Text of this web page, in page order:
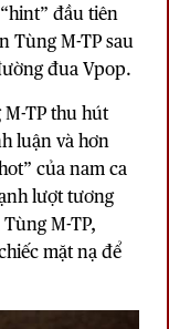
đầu tiên
Tùng M-TP sau
đua Vpop.
TP thu hút
luận và hơn
của nam ca
lượt tương
M-TP,
mặt nạ để